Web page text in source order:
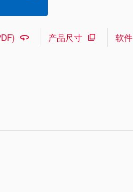
产品尺寸 软件